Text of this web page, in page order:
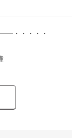
・・・・